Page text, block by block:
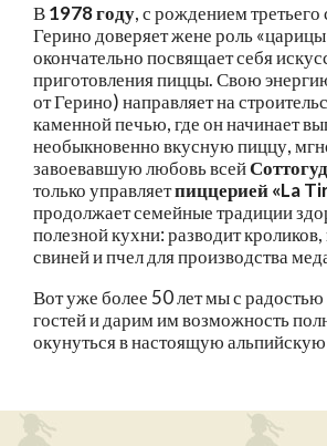
В1978 году, с рождением
Герино доверяет жене роль
окончательно посвящает себя
приготовления пиццы. Свою
от Герино) направляет на
каменной печью, где он начинает
необыкновенно вкусную пиццу,
завоевавшую любовь всей
только управляетпиццерией «La
продолжает семейные традиции
полезной кухни: разводит
свиней и пчел для производства
Вот уже более 50 лет мы с
гостей и дарим им возможность
окунуться в настоящую